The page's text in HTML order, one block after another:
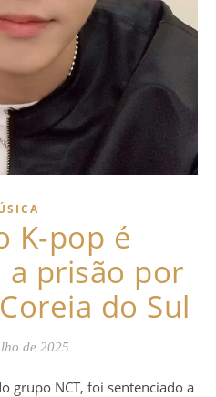
K-pop é
a prisão por
do Sul
de 2025